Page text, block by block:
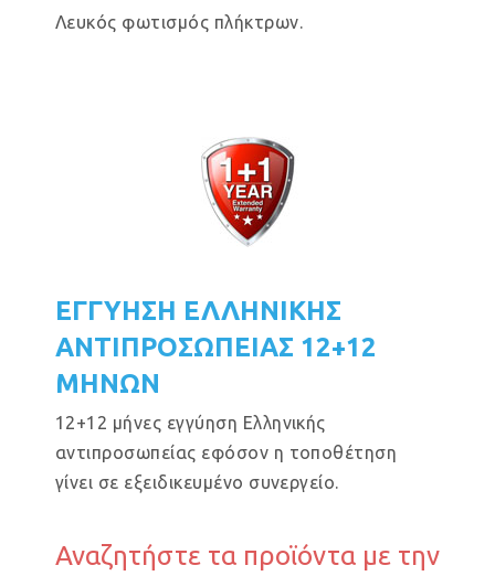
Λευκός φωτισμός πλήκτρων.
ΕΓΓΥΗΣΗ ΕΛΛΗΝΙΚΗΣ
ΑΝΤΙΠΡΟΣΩΠΕΙΑΣ 12+12
ΜΗΝΩΝ
12+12 μήνες εγγύηση Ελληνικής
αντιπροσωπείας εφόσον η τοποθέτηση
γίνει σε εξειδικευμένο συνεργείο.
Αναζητήστε τα προϊόντα με την